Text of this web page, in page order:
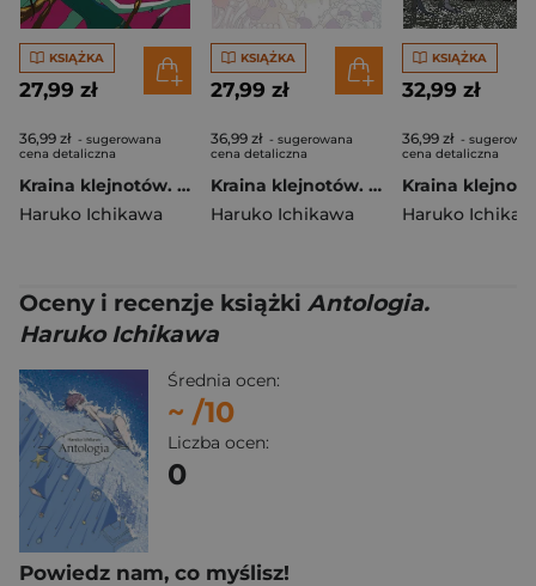
KSIĄŻKA
27,99 zł
36,99 zł - sugerowana
cena detaliczna
Kraina klejnotów. Tom 11
Haruko Ichikawa
KSIĄŻKA
27,99 zł
36,99 zł - sugerowana
cena detaliczna
Kraina klejnotów. Tom 10
Haruko Ichikawa
KSIĄŻKA
32,99 zł
36,99 zł -
cena detaliczna
Haruko
Oceny i recenzje książki Antologia.
Haruko Ichikawa
Średnia ocen:
~ /10
Liczba ocen:
0
Powiedz nam, co myślisz!